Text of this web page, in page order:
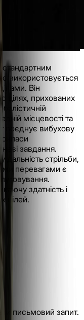
використовується
Він
цілях, прихованих
місцевості та
поєднує вибухову
завдання.
стрільби,
перевагами є
здатність і
цілей.
письмовий запит.